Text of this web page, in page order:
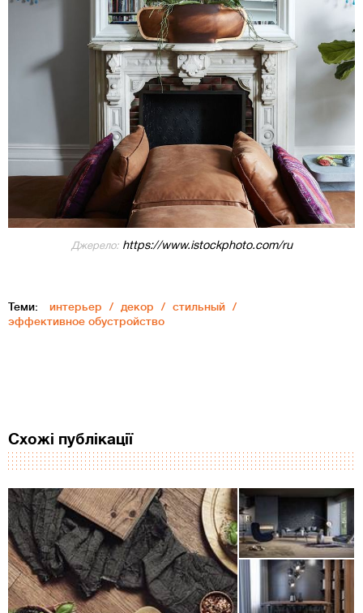
Джерело:https://www.istockphoto.com/ru
Теми: интерьер декор
стильный
эффективное обустройство
Схожі публікації